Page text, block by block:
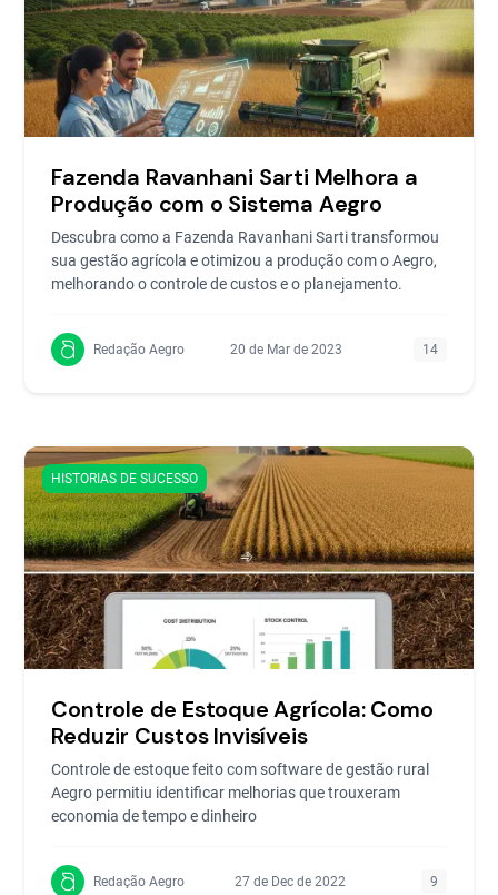
Fazenda Ravanhani Sarti Melhora a
Produção com o Sistema Aegro
Descubra como a Fazenda Ravanhani Sarti transformou
sua gestão agrícola e otimizou a produção com o Aegro,
melhorando o controle de custos e o planejamento.
Redação Aegro 20 de Mar de 2023 14
HISTORIAS DE SUCESSO
Controle de Estoque Agrícola: Como
Reduzir Custos Invisíveis
Controle de estoque feito com software de gestão rural
Aegro permitiu identificar melhorias que trouxeram
economia de tempo e dinheiro
Redação Aegro 27 de Dec de 2022 9